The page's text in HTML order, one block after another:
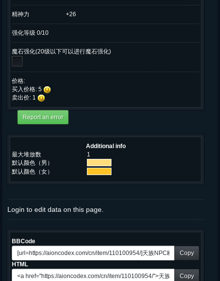
精神力 +26
强化等级 0/10
魔石强化(20级以下可以进行魔石强化)
价格:
买入价格: 5
卖出价: 1
Additional info
最大堆放数
1
默认颜色（男）
默认颜色（女）
Login to edit data on this page.
BBCode
Copy
HTML
Copy